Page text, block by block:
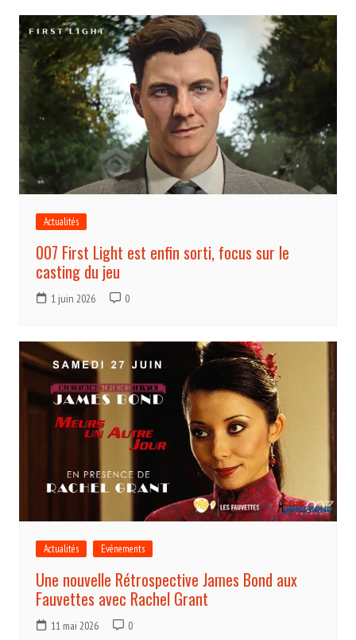
Actualités
007 First Light est enfin sorti, focus sur le
casting du jeu
1 juin 2026 0
Actualités Evénements
Une nouvelle Rétrospective James Bond aux
Fauvettes avec Rachel Grant
11 mai 2026 0